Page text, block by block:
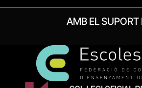
AMB EL SUPORT